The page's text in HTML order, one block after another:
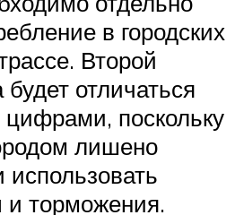
в городских
Второй
отличаться
поскольку
лишено
и торможения.